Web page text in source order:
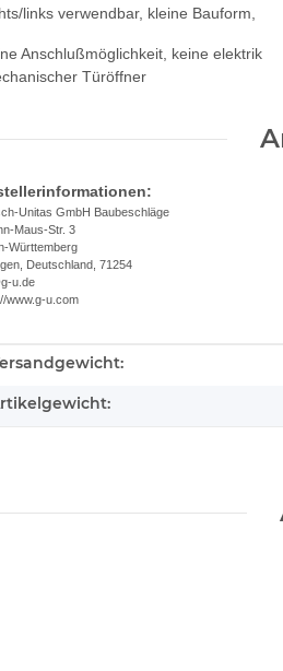
links verwendbar, kleine Bauform,
Anschlußmöglichkeit, keine elektrik
Türöffner
Unitas GmbH Baubeschläge
Maus-Str. 3
Württemberg
Deutschland, 71254
u.de
www.g-u.com